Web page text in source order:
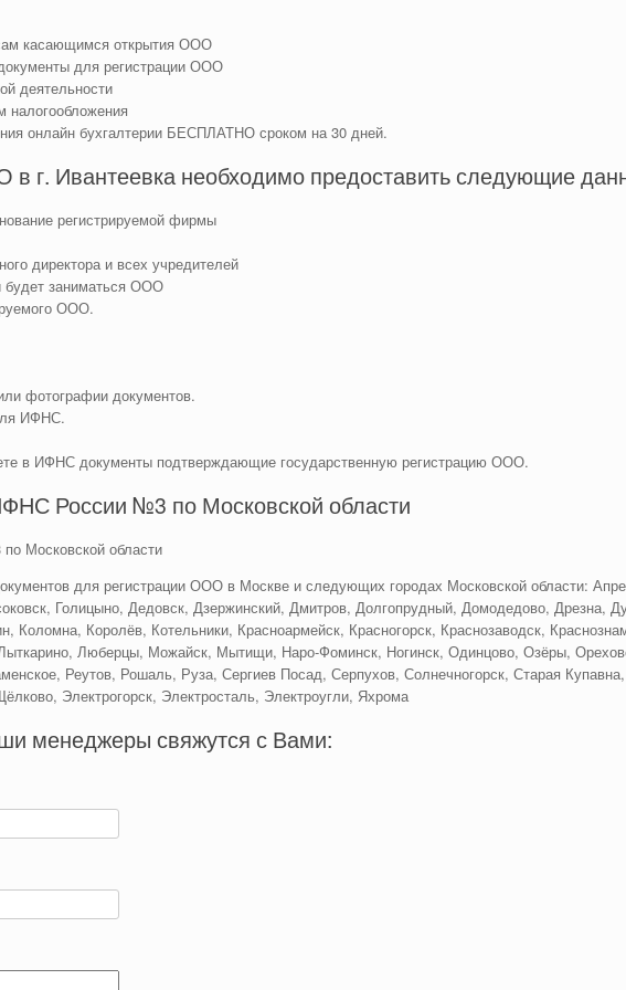
касающимся открытия ООО
для регистрации ООО
деятельности
онлайн бухгалтерии БЕСПЛАТНО сроком на 30 дней.
г. Ивантеевка необходимо предоставить следующие
регистрируемой фирмы
директора и всех учредителей
будет заниматься ООО
ООО.
фотографии документов.
ИФНС.
в ИФНС документы подтверждающие государственную регистрацию ООО.
России №3 по Московской области
Московской области
для регистрации ООО в Москве и следующих городах Московской области:
Голицыно, Дедовск, Дзержинский, Дмитров, Долгопрудный, Домодедово, Дрезна,
Коломна, Королёв, Котельники, Красноармейск, Красногорск, Краснозаводск,
Люберцы, Можайск, Мытищи, Наро-Фоминск, Ногинск, Одинцово, Озёры,
Реутов, Рошаль, Руза, Сергиев Посад, Серпухов, Солнечногорск, Старая
Электрогорск, Электросталь, Электроугли, Яхрома
менеджеры свяжутся с Вами: